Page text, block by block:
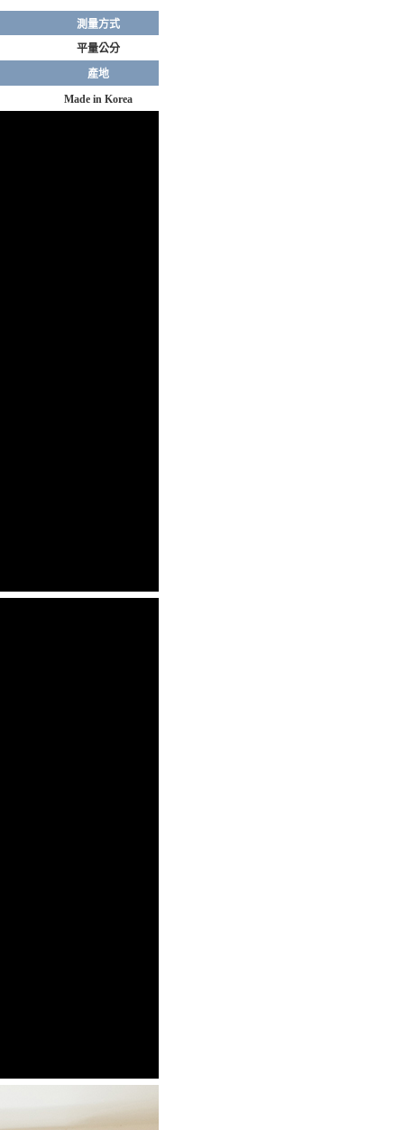
測量方式
平量公分
產地
Made in Korea